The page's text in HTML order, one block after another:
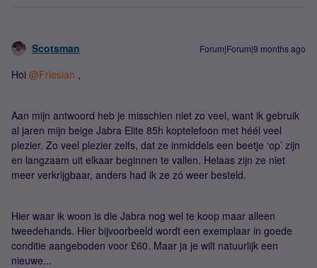
Scotsman Forum|Forum|9 months ago
Hoi ​ @Friesian ,
Aan mijn antwoord heb je misschien niet zo veel, want ik gebruik
al jaren mijn beige Jabra Elite 85h koptelefoon met héél veel
plezier. Zo veel plezier zelfs, dat ze inmiddels een beetje ‘op’ zijn
en langzaam uit elkaar beginnen te vallen. Helaas zijn ze niet
meer verkrijgbaar, anders had ik ze zó weer besteld.
Hier waar ik woon is die Jabra nog wel te koop maar alleen
tweedehands. Hier bijvoorbeeld wordt een exemplaar in goede
conditie aangeboden voor £60. Maar ja je wilt natuurlijk een
nieuwe...